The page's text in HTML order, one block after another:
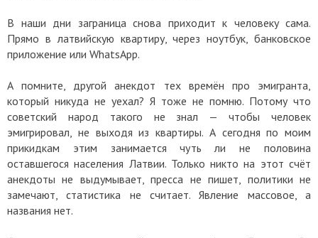
В наши дни заграница снова приходит к человеку сама.
Прямо в латвийскую квартиру, через ноутбук, банковское
приложение или WhatsApp.
А помните, другой анекдот тех времён про эмигранта,
который никуда не уехал? Я тоже не помню. Потому что
советский народ такого не знал — чтобы человек
эмигрировал, не выходя из квартиры. А сегодня по моим
прикидкам этим занимается чуть ли не половина
оставшегося населения Латвии. Только никто на этот счёт
анекдоты не выдумывает, пресса не пишет, политики не
замечают, статистика не считает. Явление массовое, а
названия нет.